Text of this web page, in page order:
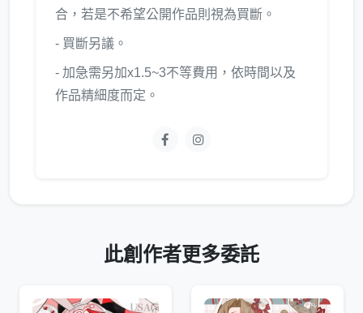
合，若是不希望公開作品則視為買斷。
- 買斷另議。
- 加急需另加x1.5~3不等費用，依時間以及
作品精細度而定。
此創作者更多委託